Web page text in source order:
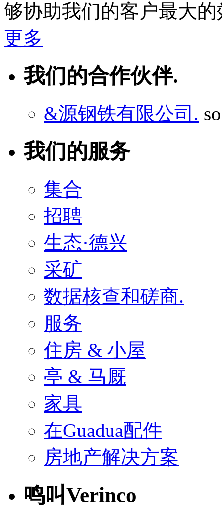
够协助我们的客户最大
更多
我们的合作伙伴.
&源钢铁有限公司.
我们的服务
集合
招聘
生态·德兴
采矿
数据核查和磋商.
服务
住房 & 小屋
亭 & 马厩
家具
在Guadua配件
房地产解决方案
鸣叫Verinco